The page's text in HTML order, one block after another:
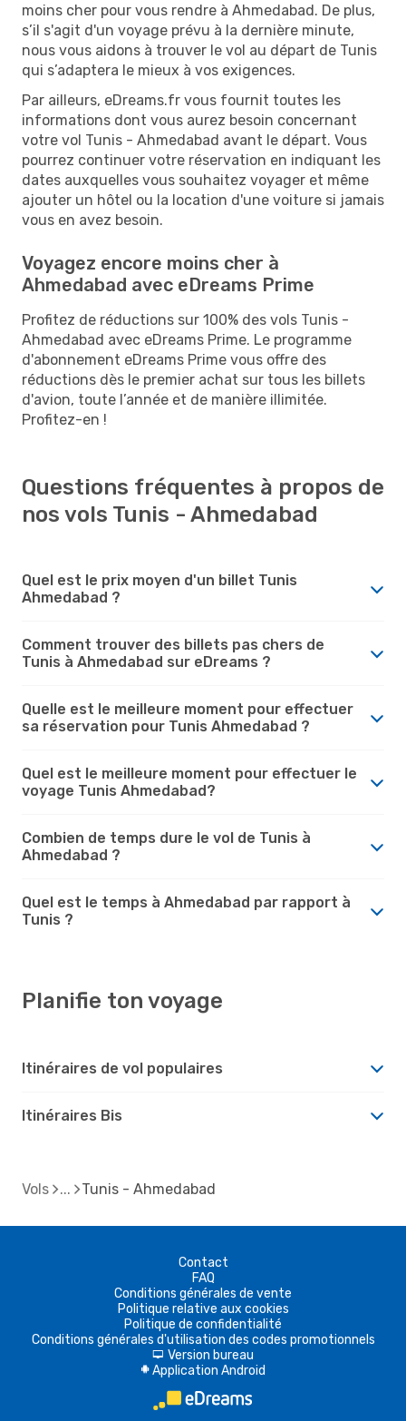
moins cher pour vous rendre à Ahmedabad. De plus,
s’il s'agit d'un voyage prévu à la dernière minute,
nous vous aidons à trouver le vol au départ de Tunis
qui s’adaptera le mieux à vos exigences.
Par ailleurs, eDreams.fr vous fournit toutes les
informations dont vous aurez besoin concernant
votre vol Tunis - Ahmedabad avant le départ. Vous
pourrez continuer votre réservation en indiquant les
dates auxquelles vous souhaitez voyager et même
ajouter un hôtel ou la location d'une voiture si jamais
vous en avez besoin.
Voyagez encore moins cher à
Ahmedabad avec eDreams Prime
Profitez de réductions sur 100% des vols Tunis -
Ahmedabad avec eDreams Prime. Le programme
d'abonnement eDreams Prime vous offre des
réductions dès le premier achat sur tous les billets
d'avion, toute l’année et de manière illimitée.
Profitez-en !
Questions fréquentes à propos de
nos vols Tunis - Ahmedabad
Quel est le prix moyen d'un billet Tunis
Ahmedabad ?
Comment trouver des billets pas chers de
Tunis à Ahmedabad sur eDreams ?
Quelle est le meilleure moment pour effectuer
sa réservation pour Tunis Ahmedabad ?
Quel est le meilleure moment pour effectuer le
voyage Tunis Ahmedabad?
Combien de temps dure le vol de Tunis à
Ahmedabad ?
Quel est le temps à Ahmedabad par rapport à
Tunis ?
Planifie ton voyage
Itinéraires de vol populaires
Itinéraires Bis
Vols Tunis - Ahmedabad
Contact
FAQ
Conditions générales de vente
Politique relative aux cookies
Politique de confidentialité
Conditions générales d'utilisation des codes promotionnels
d Version bureau
A Application Android